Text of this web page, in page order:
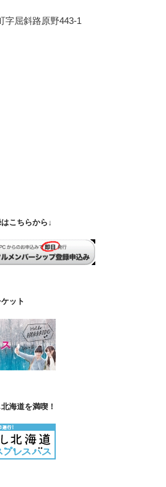
字屈斜路原野443-1
こちらから↓
ット
海道を満喫！